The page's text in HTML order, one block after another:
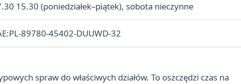
15.30 (poniedziałek–piątek), sobota nieczynne
89780-45402-DUUWD-32
spraw do właściwych działów. To oszczędzi czas na